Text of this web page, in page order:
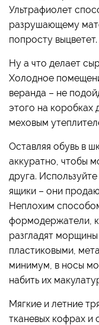
Ультрафиолет
разрушающему
попросту выцветет.
Ну а что делает
Холодное
веранда – не
этого на коробках
меховым
Оставляя обувь в
аккуратно, чтобы
друга.
ящики – они
Неплохим
формодержатели,
разгладят
пластиковыми,
минимум, в носы
набить их
Мягкие и летние
тканевых кофрах и